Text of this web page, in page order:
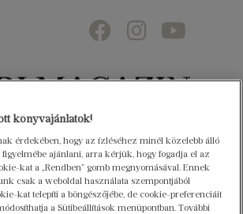
az olvasókig
könyvajánlatok!
érdekében, hogy az ízléséhez minél közelebb álló
ajánlani, arra kérjük, hogy fogadja el az
kat a „Rendben” gomb megnyomásával. Ennek
csak a weboldal használata szempontjából
kat telepíti a böngészőjébe, de cookie-preferenciáit
a Sütibeállítások menüpontban. További